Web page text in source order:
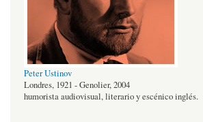
Peter Ustinov
Londres, 1921 - Genolier, 2004
humorista audiovisual, literario y escénico inglés.